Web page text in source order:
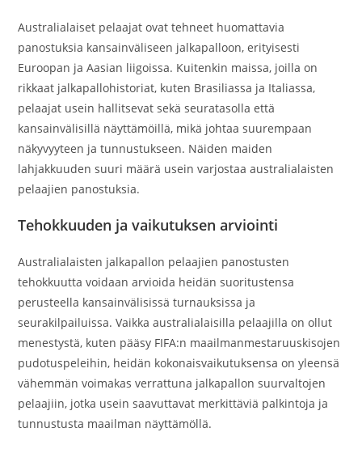
Australialaiset pelaajat ovat tehneet huomattavia
panostuksia kansainväliseen jalkapalloon, erityisesti
Euroopan ja Aasian liigoissa. Kuitenkin maissa, joilla on
rikkaat jalkapallohistoriat, kuten Brasiliassa ja Italiassa,
pelaajat usein hallitsevat sekä seuratasolla että
kansainvälisillä näyttämöillä, mikä johtaa suurempaan
näkyvyyteen ja tunnustukseen. Näiden maiden
lahjakkuuden suuri määrä usein varjostaa australialaisten
pelaajien panostuksia.
Tehokkuuden ja vaikutuksen arviointi
Australialaisten jalkapallon pelaajien panostusten
tehokkuutta voidaan arvioida heidän suoritustensa
perusteella kansainvälisissä turnauksissa ja
seurakilpailuissa. Vaikka australialaisilla pelaajilla on ollut
menestystä, kuten pääsy FIFA:n maailmanmestaruuskisojen
pudotuspeleihin, heidän kokonaisvaikutuksensa on yleensä
vähemmän voimakas verrattuna jalkapallon suurvaltojen
pelaajiin, jotka usein saavuttavat merkittäviä palkintoja ja
tunnustusta maailman näyttämöllä.